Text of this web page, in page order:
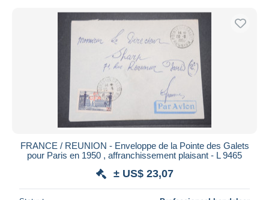
FRANCE / REUNION - Enveloppe de la Pointe des Galets
pour Paris en 1950 , affranchissement plaisant - L 9465
± US$ 23,07